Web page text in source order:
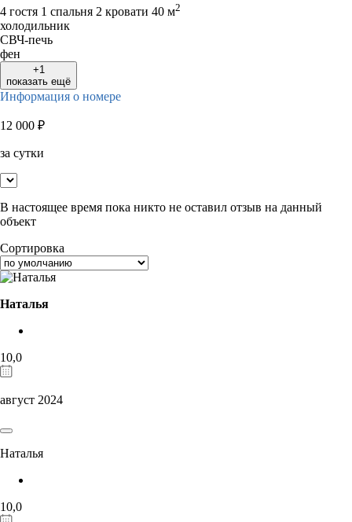
4 гостя 1 спальня 2 кровати 40 м2
холодильник
СВЧ-печь
фен
+1
показать ещё
Информация о номере
12 000 ₽
за сутки
В настоящее время пока никто не оставил отзыв на данный
объект
Сортировка
Наталья
10,0
август 2024
Наталья
10,0